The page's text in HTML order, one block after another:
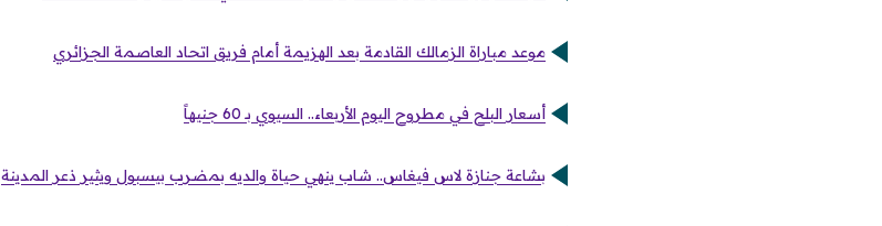
موعد مباراة الزمالك القادمة بعد الهزيمة أمام فريق اتحاد العاصمة الجزائري
أسعار البلح في مطروح اليوم الأربعاء.. السيوي بـ 60 جنيهاً
بشاعة جنازة لاس فيغاس.. شاب ينهي حياة والديه بمضرب بيسبول ويثير ذعر المدينة